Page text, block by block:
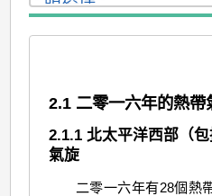
2.1 二零一六年的熱帶
2.1.1 北太平洋西部（
氣旋
二零一六年有28個熱